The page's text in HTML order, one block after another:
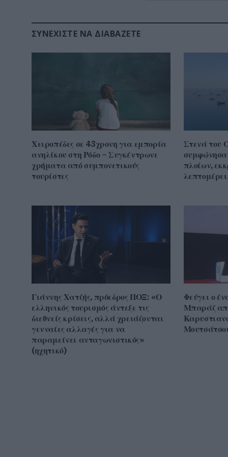
ΣΥΝΕΧΊΣΤΕ ΝΑ ΔΙΑΒΆΖΕΤΕ
Χειροπέδες σε 43χρονη για εμπορία
ανηλίκου στη Ρόδο – Συγκέντρωνε
χρήματα από συμπονετικούς
τουρίστες
Στενά του
πλοίων,
Γιάννης Χατζής, πρόεδρος ΠΟΞ: «Ο
ελληνικός τουρισμός άντεξε τις
διεθνείς κρίσεις, αλλά χρειάζονται
γενναίες αλλαγές για να
παραμείνει ανταγωνιστικός»
(ηχητικό)
Φεύγει ο
Μπαράζ